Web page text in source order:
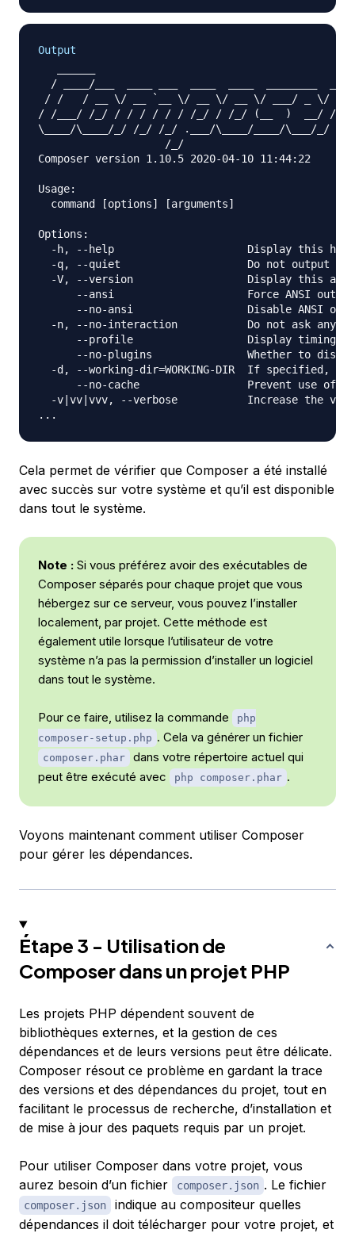
Output
/ ____/___  ____ ___  ____  ____  ________
/ /   / __ \/ __ `__ \/ __ \/ __ \/ ___/ _ \/
/ /___/ /_/ / / / / / / /_/ / /_/ (__  )  __/ /
\____/\____/_/ /_/ /_/ .___/\____/____/\___/_/
                    /_/
Composer version 1.10.5 2020-04-10 11:44:22
Usage:
  command [options] [arguments]
Options:
-h, --help                     Display this
-q, --quiet                    Do not output
-V, --version                  Display this
      --ansi                     Force ANSI output
--no-ansi                  Disable ANSI
-n, --no-interaction           Do not ask any
--profile                  Display timing
--no-plugins               Whether to
-d, --working-dir=WORKING-DIR  If specified,
--no-cache                 Prevent use of
-v|vv|vvv, --verbose           Increase the
Cela permet de vérifier que Composer a été installé
avec succès sur votre système et qu’il est disponible
dans tout le système.
Note : Si vous préférez avoir des exécutables de
Composer séparés pour chaque projet que vous
hébergez sur ce serveur, vous pouvez l’installer
localement, par projet. Cette méthode est
également utile lorsque l’utilisateur de votre
système n’a pas la permission d’installer un logiciel
dans tout le système.
Pour ce faire, utilisez la commande
php
composer-setup.php . Cela va générer un fichier
composer.phar
dans votre répertoire actuel qui
peut être exécuté avec
php composer.phar .
Voyons maintenant comment utiliser Composer
pour gérer les dépendances.
Étape 3 - Utilisation de
Composer dans un projet PHP
Les projets PHP dépendent souvent de
bibliothèques externes, et la gestion de ces
dépendances et de leurs versions peut être délicate.
Composer résout ce problème en gardant la trace
des versions et des dépendances du projet, tout en
facilitant le processus de recherche, d’installation et
de mise à jour des paquets requis par un projet.
Pour utiliser Composer dans votre projet, vous
aurez besoin d’un fichier
composer.json . Le fichier
composer.json
indique au compositeur quelles
dépendances il doit télécharger pour votre projet, et